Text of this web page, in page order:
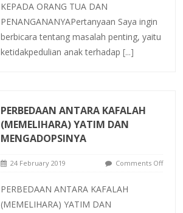
KEPADA ORANG TUA DAN
PENANGANANYAPertanyaan Saya ingin
berbicara tentang masalah penting, yaitu
ketidakpedulian anak terhadap [...]
PERBEDAAN ANTARA KAFALAH
(MEMELIHARA) YATIM DAN
MENGADOPSINYA
24 February 2019 Comments Off
PERBEDAAN ANTARA KAFALAH
(MEMELIHARA) YATIM DAN